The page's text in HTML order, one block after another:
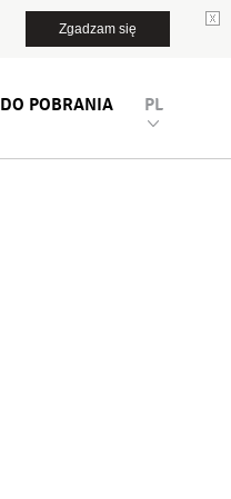
Zgadzam się
DO POBRANIA PL